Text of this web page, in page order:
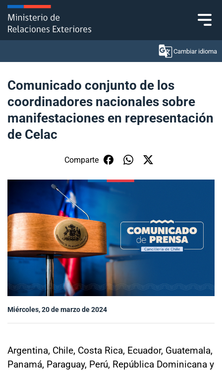
Click acá para ir directamente al contenido
Cambiar idioma
Ministerio
Política Exterior
Subsecretaría de Relaciones Económicas
Internacionales
Sala de prensa
modo claro
Comunicado conjunto de los
coordinadores nacionales sobre
manifestaciones en representación
de Celac
Comparte
Miércoles, 20 de marzo de 2024
Argentina, Chile, Costa Rica, Ecuador, Guatemala,
Panamá, Paraguay, Perú, República Dominicana y